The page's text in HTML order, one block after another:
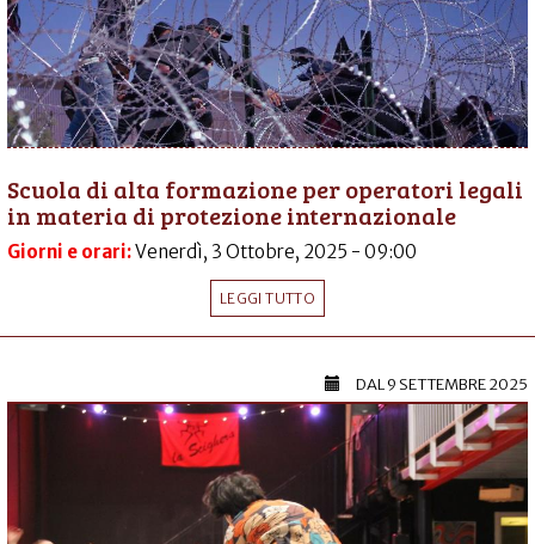
Scuola di alta formazione per operatori legali
in materia di protezione internazionale
Giorni e orari:Venerdì, 3 Ottobre, 2025 - 09:00
LEGGI TUTTO
DAL9 SETTEMBRE 2025